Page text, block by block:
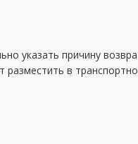
указать причину
в